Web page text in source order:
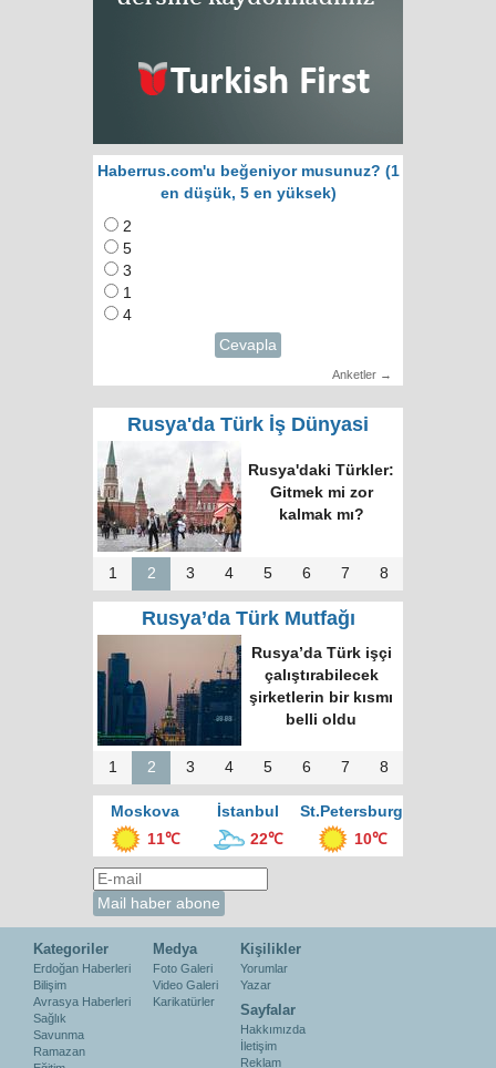
Haberrus.com'u beğeniyor musunuz? (1
en düşük, 5 en yüksek)
2
5
3
1
4
Cevapla
Anketler →
Rusya'da Türk İş Dünyasi
Rusya'daki Türkler:
Gitmek mi zor
kalmak mı?
1 2 3 4 5 6 7 8
Rusya’da Türk Mutfağı
Rusya’da Türk işçi
çalıştırabilecek
şirketlerin bir kısmı
belli oldu
1 2 3 4 5 6 7 8
Moskova İstanbul
St.Petersburg
11℃
22℃ 10℃
Kategoriler
Erdoğan Haberleri
Bilişim
Avrasya Haberleri
Sağlık
Savunma
Ramazan
Medya
Foto Galeri
Video Galeri
Karikatürler
Kişilikler
Yorumlar
Yazar
Sayfalar
Hakkımızda
İletişim
Reklam